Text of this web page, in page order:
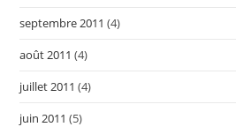
septembre 2011 (4)
août 2011 (4)
juillet 2011 (4)
juin 2011 (5)